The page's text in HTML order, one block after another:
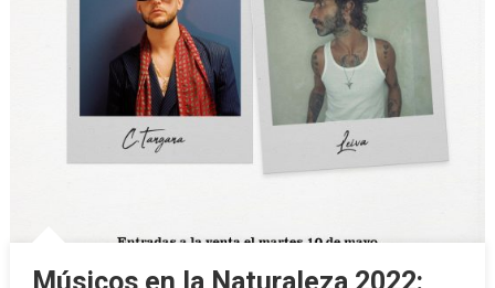
Músicos en la Naturaleza 2022: